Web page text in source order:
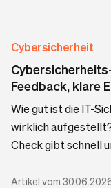
Cybersicherheit
Feedback, klare
Wie gut ist die IT-
wirklich
Check gibt schnell
Artikel vom